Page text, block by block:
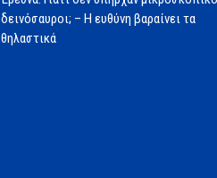
δεινόσαυροι; – Η ευθύνη βαραίνει τα
θηλαστικά